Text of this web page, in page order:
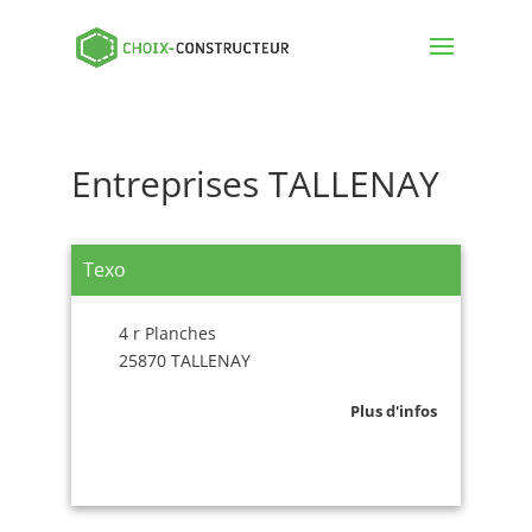
Entreprises TALLENAY
Texo
4 r Planches
25870 TALLENAY
Plus d'infos